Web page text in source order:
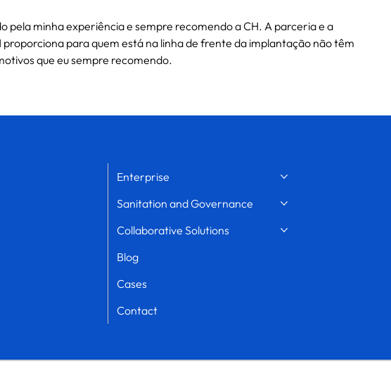
pela minha experiência e sempre recomendo a CH. A parceria e a
proporciona para quem está na linha de frente da implantação não têm
que eu sempre recomendo.
Enterprise
Sanitation and Governance
Collaborative Solutions
Blog
Cases
Contact